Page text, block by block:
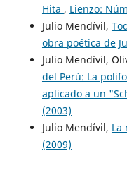
Hita , Lienzo:
Julio Mendívil,
obra poética de
Julio Mendívil,
del Perú: La
aplicado a un
(2003)
Julio Mendívil, La
(2009)